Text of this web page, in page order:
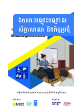
ឯកសារបណ្ដុះបណ្ដាល
សិក្ខាសាលា និងកិច្ចប្រជុំ